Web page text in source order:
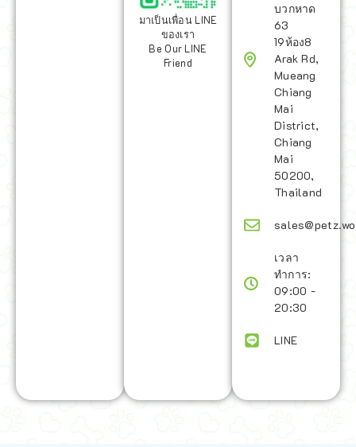
มาเป็นเพื่อน LINE
ของเรา
Be Our LINE
Friend
บวกหาด
63
19ห้อง8
Arak Rd,
Mueang
Chiang
Mai
District,
Chiang
Mai
50200,
Thailand
เวลา
ทำการ:
09:00 -
20:30
LINE